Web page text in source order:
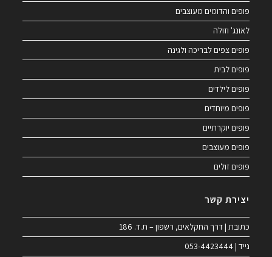
פופים והדומים מעוצבים
לאונג' וזולה
פופים צפים לבריכה ולגינה
פופים לבית
פופים לילדים
פופים מיוחדים
פופים יוקרתיים
פופים מעוצבים
פופים זולים
יצירת קשר
כתובת | דרך החקלאים, רשפון – ת.ד. 186
נייד | 053-4423444